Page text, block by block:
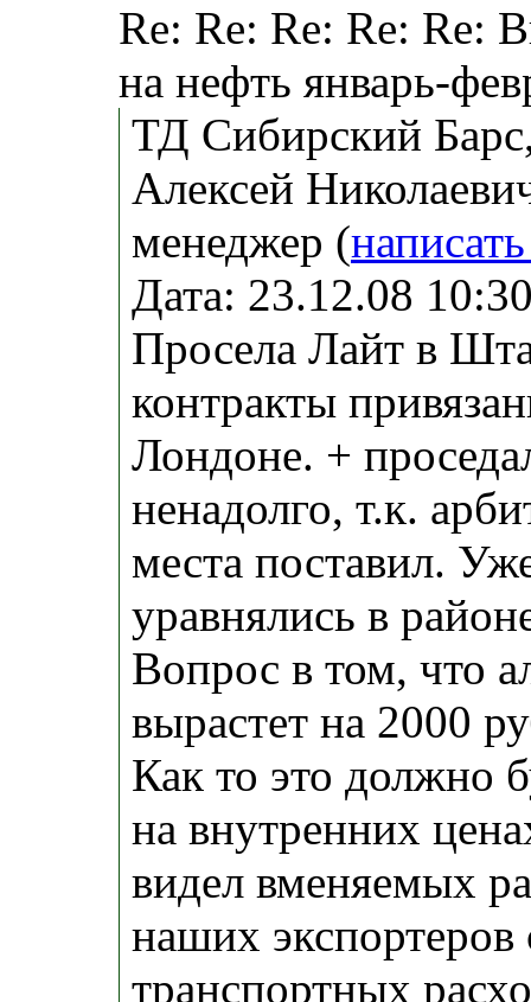
Re: Re: Re: Re: Re:
на нефть январь-
ТД Сибирский
Алексей
менеджер (
Дата: 23.12.08
Просела Лайт в
контракты
Лондоне. +
ненадолго, т.к.
места поставил.
уравнялись в
Вопрос в том, что
вырастет на 2000
Как то это должно
на внутренних
видел вменяемых
наших экспортеров
транспортных